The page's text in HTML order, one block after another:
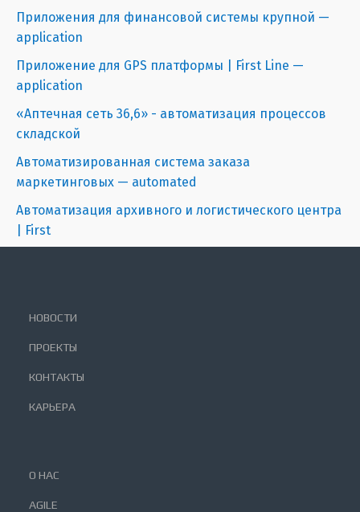
Приложения для финансовой системы крупной —
application
Приложение для GPS платформы | First Line —
application
«Аптечная сеть 36,6» - автоматизация процессов
складской
Автоматизированная система заказа
маркетинговых — automated
Автоматизация архивного и логистического центра
| First
НОВОСТИ
ПРОЕКТЫ
КОНТАКТЫ
КАРЬЕРА
О НАС
AGILE